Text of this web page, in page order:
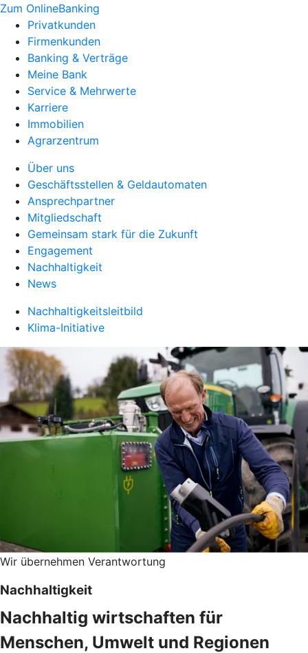
Zum OnlineBanking
Privatkunden
Firmenkunden
Banking & Verträge
Meine Bank
Service & Mehrwerte
Karriere
Immobilien
Agrarzentrum
Über uns
Geschäftsstellen & Geldautomaten
Ansprechpartner
Mitgliedschaft
Gemeinsam stark für die Zukunft
Engagement
Nachhaltigkeit
News
Nachhaltigkeitsleitbild
Klima-Initiative
Wir übernehmen Verantwortung
Nachhaltigkeit
Nachhaltig wirtschaften für
Menschen, Umwelt und Regionen